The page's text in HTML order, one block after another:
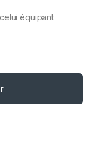
équipant
iPhone 16 Pro